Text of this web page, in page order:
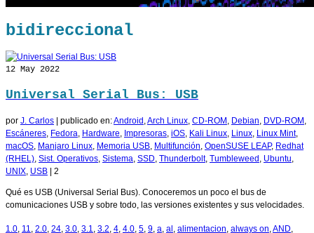
bidireccional
12 May 2022
Universal Serial Bus: USB
por J. Carlos publicado en:Android ,Arch Linux, CD-ROM , Debian, DVD-ROM ,
Escáneres, Fedora, Hardware, Impresoras, iOS, Kali Linux, Linux, Linux Mint,
macOS, Manjaro Linux, Memoria USB, Multifunción, OpenSUSE LEAP, Redhat
(RHEL), Sist. Operativos, Sistema, SSD, Thunderbolt, Tumbleweed , Ubuntu,
UNIX, USB 2
Qué es USB (Universal Serial Bus). Conoceremos un poco el bus de
comunicaciones USB y sobre todo, las versiones existentes y sus velocidades.
1.0, 11, 2.0, 24, 3.0, 3.1, 3.2, 4, 4.0, 5, 9, a, al , alimentacion, always on,AND,